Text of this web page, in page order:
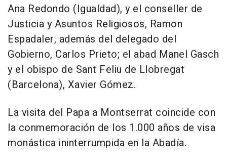
Ana Redondo (Igualdad), y el conseller de
Justicia y Asuntos Religiosos, Ramon
Espadaler, además del delegado del
Gobierno, Carlos Prieto; el abad Manel Gasch
y el obispo de Sant Feliu de Llobregat
(Barcelona), Xavier Gómez.
La visita del Papa a Montserrat coincide con
la conmemoración de los 1.000 años de visa
monástica ininterrumpida en la Abadía.